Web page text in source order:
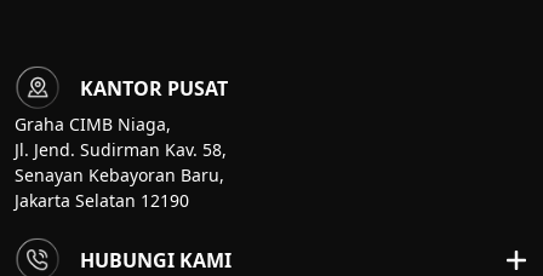
KANTOR PUSAT
Graha CIMB Niaga,
Jl. Jend. Sudirman Kav. 58,
Senayan Kebayoran Baru,
Jakarta Selatan 12190
HUBUNGI KAMI